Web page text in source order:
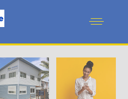
La CIVIS Pratiques